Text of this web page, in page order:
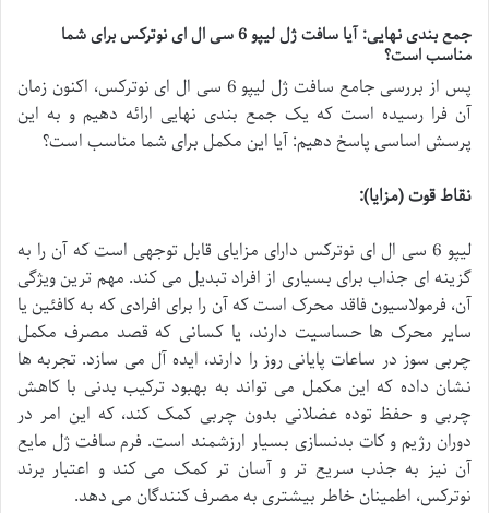
جمع بندی نهایی: آیا سافت ژل لیپو 6 سی ال ای نوترکس برای شما
مناسب است؟
پس از بررسی جامع سافت ژل لیپو 6 سی ال ای نوترکس، اکنون زمان
آن فرا رسیده است که یک جمع بندی نهایی ارائه دهیم و به این
پرسش اساسی پاسخ دهیم: آیا این مکمل برای شما مناسب است؟
نقاط قوت (مزایا):
لیپو 6 سی ال ای نوترکس دارای مزایای قابل توجهی است که آن را به
گزینه ای جذاب برای بسیاری از افراد تبدیل می کند. مهم ترین ویژگی
آن، فرمولاسیون فاقد محرک است که آن را برای افرادی که به کافئین یا
سایر محرک ها حساسیت دارند، یا کسانی که قصد مصرف مکمل
چربی سوز در ساعات پایانی روز را دارند، ایده آل می سازد. تجربه ها
نشان داده که این مکمل می تواند به بهبود ترکیب بدنی با کاهش
چربی و حفظ توده عضلانی بدون چربی کمک کند، که این امر در
دوران رژیم و کات بدنسازی بسیار ارزشمند است. فرم سافت ژل مایع
آن نیز به جذب سریع تر و آسان تر کمک می کند و اعتبار برند
نوترکس، اطمینان خاطر بیشتری به مصرف کنندگان می دهد.